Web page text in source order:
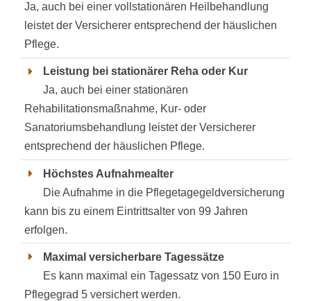
Ja, auch bei einer vollstationären Heilbehandlung
leistet der Versicherer entsprechend der häuslichen
Pflege.
Leistung bei stationärer Reha oder Kur
Ja, auch bei einer stationären
Rehabilitationsmaßnahme, Kur- oder
Sanatoriumsbehandlung leistet der Versicherer
entsprechend der häuslichen Pflege.
Höchstes Aufnahmealter
Die Aufnahme in die Pflegetagegeldversicherung
kann bis zu einem Eintrittsalter von 99 Jahren
erfolgen.
Maximal versicherbare Tagessätze
Es kann maximal ein Tagessatz von 150 Euro in
Pflegegrad 5 versichert werden.